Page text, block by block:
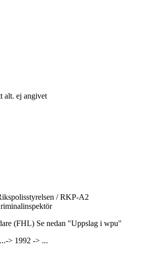
alt. ej angivet
/ RKP-A2
(FHL) Se nedan "Uppslag i wpu"
> 1992 -> ...